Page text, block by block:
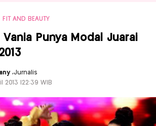
FIT AND BEAUTY
Vania Punya Modal Juarai
,Jurnalis
2013 |22:39 WIB